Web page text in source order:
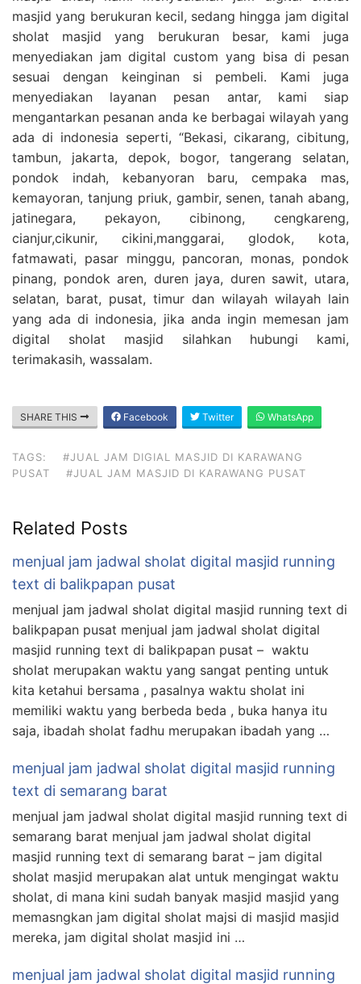
masjid yang berukuran kecil, sedang hingga jam digital
sholat masjid yang berukuran besar, kami juga
menyediakan jam digital custom yang bisa di pesan
sesuai dengan keinginan si pembeli. Kami juga
menyediakan layanan pesan antar, kami siap
mengantarkan pesanan anda ke berbagai wilayah yang
ada di indonesia seperti, “Bekasi, cikarang, cibitung,
tambun, jakarta, depok, bogor, tangerang selatan,
pondok indah, kebanyoran baru, cempaka mas,
kemayoran, tanjung priuk, gambir, senen, tanah abang,
jatinegara, pekayon, cibinong, cengkareng,
cianjur,cikunir, cikini,manggarai, glodok, kota,
fatmawati, pasar minggu, pancoran, monas, pondok
pinang, pondok aren, duren jaya, duren sawit, utara,
selatan, barat, pusat, timur dan wilayah wilayah lain
yang ada di indonesia, jika anda ingin memesan jam
digital sholat masjid silahkan hubungi kami,
terimakasih, wassalam.
SHARE THIS Facebook Twitter WhatsApp
TAGS:
#JUAL JAM DIGIAL MASJID DI KARAWANG
PUSAT
#JUAL JAM MASJID DI KARAWANG PUSAT
Related Posts
menjual jam jadwal sholat digital masjid running
text di balikpapan pusat
menjual jam jadwal sholat digital masjid running text di
balikpapan pusat menjual jam jadwal sholat digital
masjid running text di balikpapan pusat – waktu
sholat merupakan waktu yang sangat penting untuk
kita ketahui bersama , pasalnya waktu sholat ini
memiliki waktu yang berbeda beda , buka hanya itu
saja, ibadah sholat fadhu merupakan ibadah yang …
menjual jam jadwal sholat digital masjid running
text di semarang barat
menjual jam jadwal sholat digital masjid running text di
semarang barat menjual jam jadwal sholat digital
masjid running text di semarang barat – jam digital
sholat masjid merupakan alat untuk mengingat waktu
sholat, di mana kini sudah banyak masjid masjid yang
memasngkan jam digital sholat majsi di masjid masjid
mereka, jam digital sholat masjid ini …
menjual jam jadwal sholat digital masjid running